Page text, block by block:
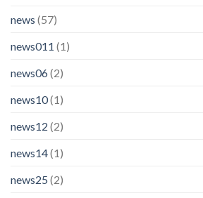
news (57)
news011 (1)
news06(2)
news10(1)
news12 (2)
news14(1)
news25 (2)